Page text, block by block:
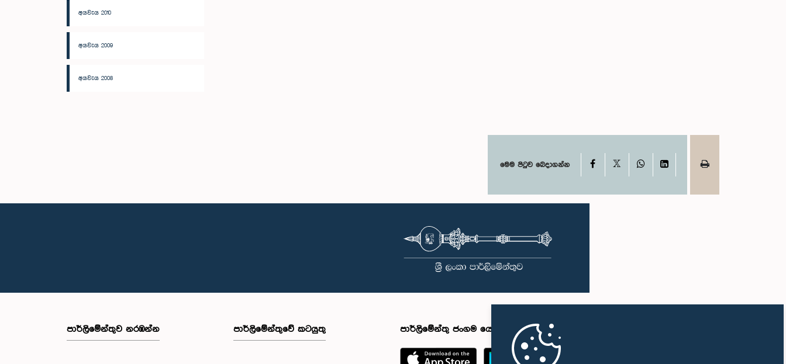
අයවැය 2010
අයවැය 2009
අයවැය 2008
මෙම පිටුව බෙදාගන්න Facebook WhatsAppLinkedIn
පාර්ලි‌මේන්තුව නරඹන්න පාර්ලිමේන්තුවේ කටයුතු පාර්ලිමේන්තු ජංගම යෙදුම